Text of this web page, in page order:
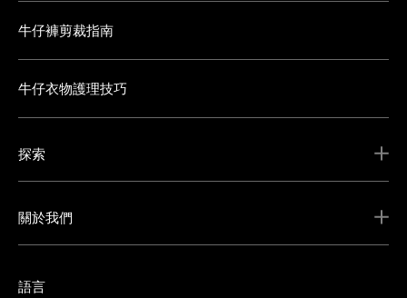
牛仔褲剪裁指南
牛仔衣物護理技巧
探索
關於我們
語言